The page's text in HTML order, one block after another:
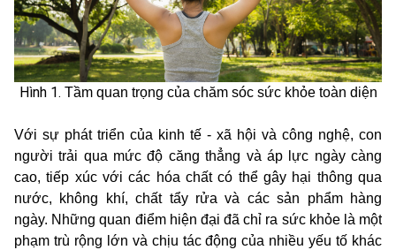
Hình 1. Tầm quan trọng của chăm sóc sức khỏe toàn diện
Với sự phát triển của kinh tế - xã hội và công nghệ, con
người trải qua mức độ căng thẳng và áp lực ngày càng
cao, tiếp xúc với các hóa chất có thể gây hại thông qua
nước, không khí, chất tẩy rửa và các sản phẩm hàng
ngày. Những quan điểm hiện đại đã chỉ ra sức khỏe là một
phạm trù rộng lớn và chịu tác động của nhiều yếu tố khác